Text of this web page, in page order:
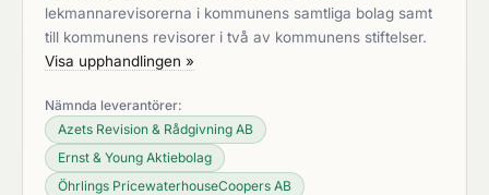
lekmannarevisorerna i kommunens samtliga bolag samt
till kommunens revisorer i två av kommunens stiftelser.
Visa upphandlingen »
Nämnda leverantörer:
Azets Revision & Rådgivning AB
Ernst & Young Aktiebolag
Öhrlings PricewaterhouseCoopers AB